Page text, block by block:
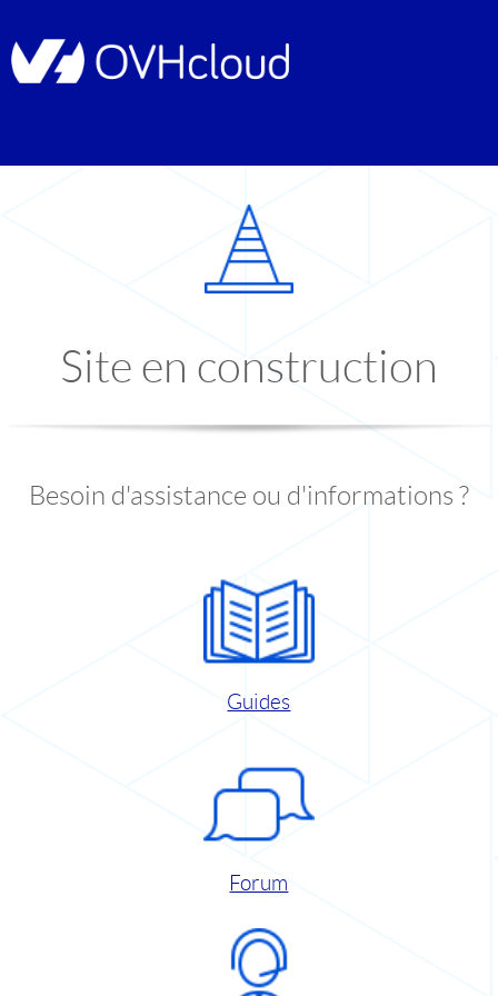
Site en construction
Besoin d'assistance ou d'informations ?
Guides
Forum